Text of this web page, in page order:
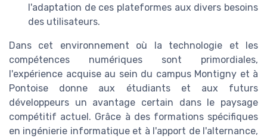
l'adaptation de ces plateformes aux divers besoins
des utilisateurs.
Dans cet environnement où la technologie et les
compétences numériques sont primordiales,
l'expérience acquise au sein du campus Montigny et à
Pontoise donne aux étudiants et aux futurs
développeurs un avantage certain dans le paysage
compétitif actuel. Grâce à des formations spécifiques
en ingénierie informatique et à l'apport de l'alternance,